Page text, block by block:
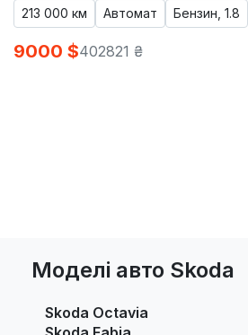
213 000 км Автомат Бензин, 1.8
9000 $402821 ₴
Моделі авто Skoda
Skoda Octavia